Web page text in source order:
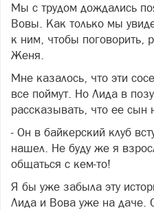
Мы с трудом дождались
Вовы. Как только мы
к ним, чтобы поговорить,
Женя.
Мне казалось, что эти
все поймут. Но Лида в
рассказывать, что ее сын
- Он в байкерский клуб
нашел. Не буду же я
общаться с кем-то!
Я бы уже забыла эту
Лида и Вова уже на даче.